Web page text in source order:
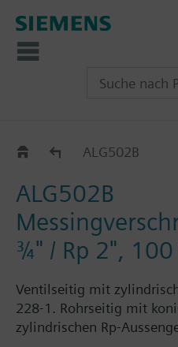
ALG..2ALG502B
ALG502B
¾" / Rp 2", 100
Ventilseitig mit
228-1. Rohrseitig mit
zylindrischen Rp-